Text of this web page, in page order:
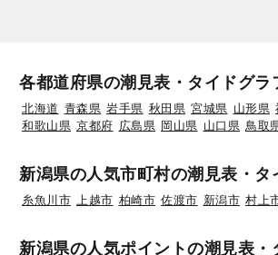
各都道府県の潮見表・タイドグラ
北海道 青森県 岩手県 秋田県 宮城県 山形県
和歌山県 京都府 広島県 岡山県 山口県 鳥取
新潟県の人気市町村の潮見表・タ
糸魚川市 上越市 柏崎市 佐渡市 新潟市 村上
新潟県の人気ポイントの潮見表・